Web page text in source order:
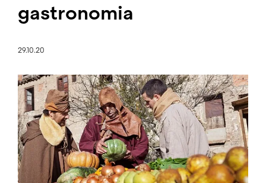
gastronomia
29.10.20
Imatge